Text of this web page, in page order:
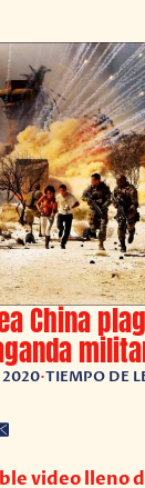
China
2020•TIEMPO DE
video lleno